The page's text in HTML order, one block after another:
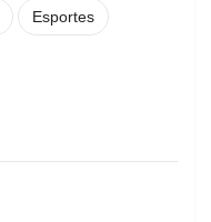
Esportes